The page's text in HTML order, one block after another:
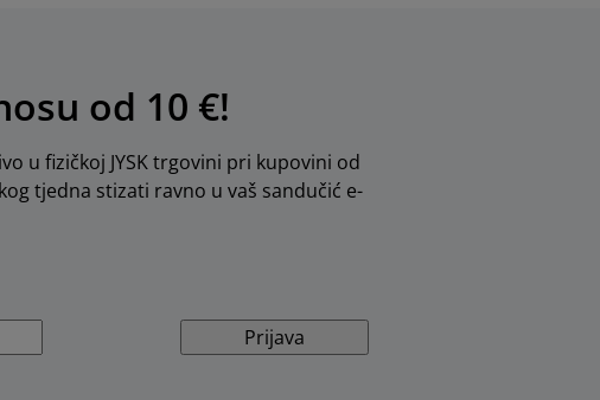
od 10 €!
u fizičkoj JYSK trgovini pri kupovini od
tjedna stizati ravno u vaš sandučić e-
Prijava